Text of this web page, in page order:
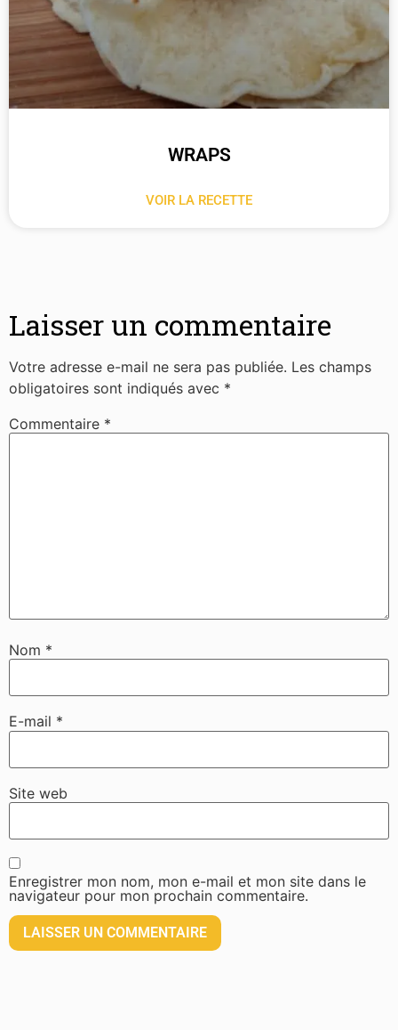
WRAPS
VOIR LA RECETTE
Laisser un commentaire
Votre adresse e-mail ne sera pas publiée. Les champs
obligatoires sont indiqués avec *
Commentaire *
Nom *
E-mail *
Site web
Enregistrer mon nom, mon e-mail et mon site dans le
navigateur pour mon prochain commentaire.